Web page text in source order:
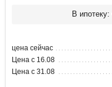
В ипотеку:
цена сейчас
Цена с 16.08
Цена с 31.08